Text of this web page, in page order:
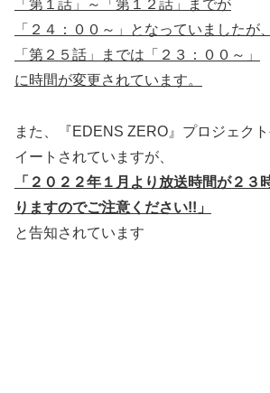
「第１話」～「第１２話」までが
「２４：００～」となっていましたが
「第２５話」までは「２３：００～」
に時間が変更されています。
また、『EDENS ZERO』プロジェク
イートされていますが、
「２０２２年１月より放送時間が２３
りますのでご注意ください!!」
と告知されています